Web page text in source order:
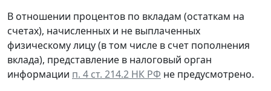
В отношении процентов по вкладам (остаткам на
счетах), начисленных и не выплаченных
физическому лицу (в том числе в счет пополнения
вклада), представление в налоговый орган
информации п. 4 ст. 214.2 НК РФ не предусмотрено.